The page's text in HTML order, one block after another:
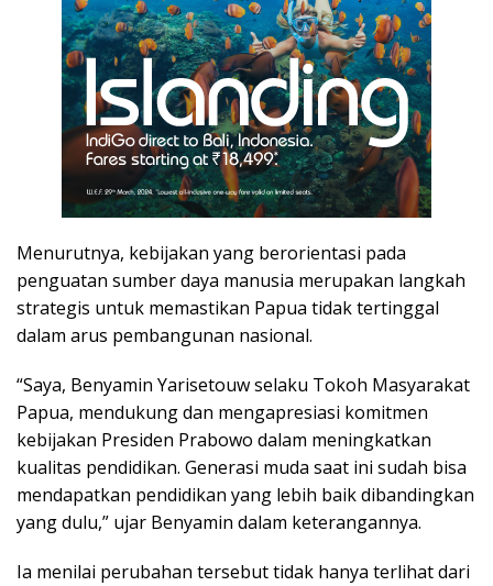
Menurutnya, kebijakan yang berorientasi pada
penguatan sumber daya manusia merupakan langkah
strategis untuk memastikan Papua tidak tertinggal
dalam arus pembangunan nasional.
“Saya, Benyamin Yarisetouw selaku Tokoh Masyarakat
Papua, mendukung dan mengapresiasi komitmen
kebijakan Presiden Prabowo dalam meningkatkan
kualitas pendidikan. Generasi muda saat ini sudah bisa
mendapatkan pendidikan yang lebih baik dibandingkan
yang dulu,” ujar Benyamin dalam keterangannya.
Ia menilai perubahan tersebut tidak hanya terlihat dari